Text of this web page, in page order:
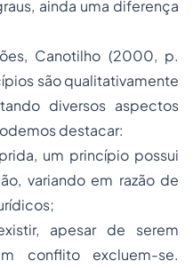
ainda uma diferença
Canotilho (2000, p.
são qualitativamente
diversos aspectos
destacar:
um princípio possui
variando em razão de
apesar de serem
conflito excluem-se.